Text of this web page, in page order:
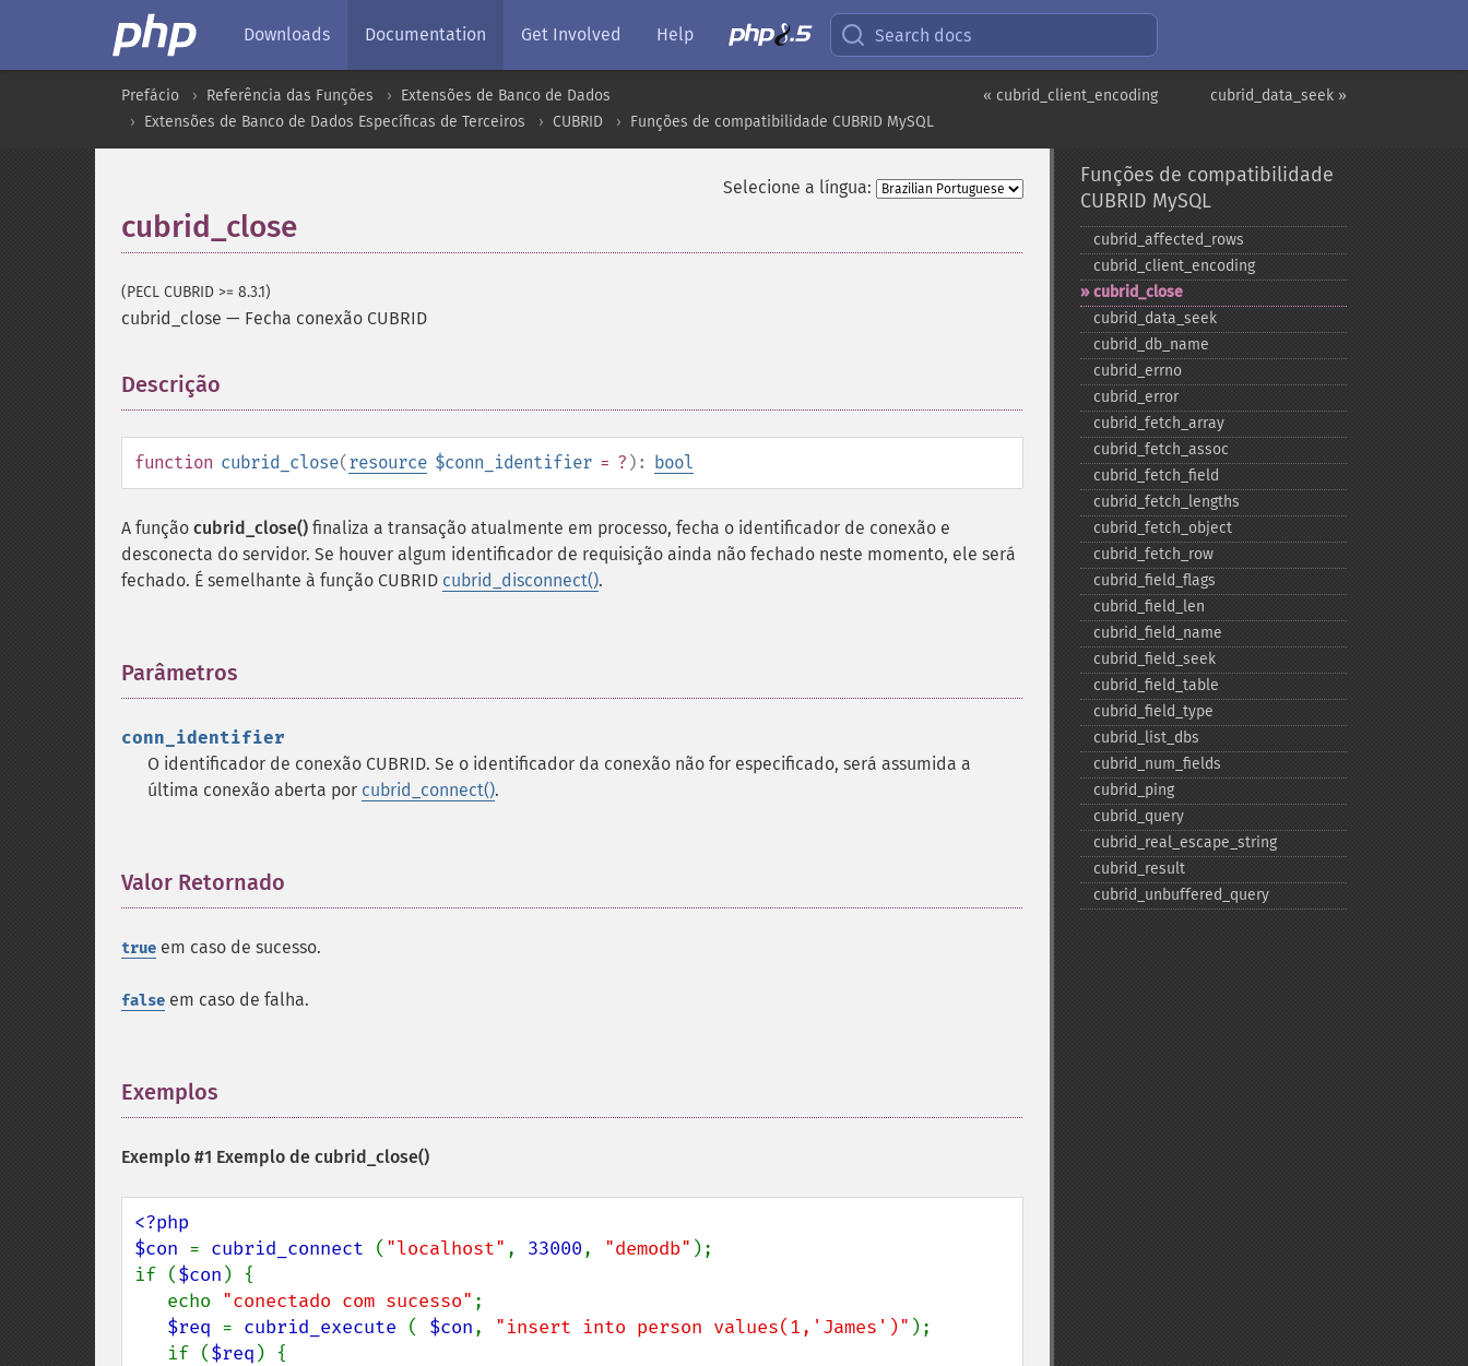
Downloads Documentation Get Involved Help Search docs
cubrid_data_seek »
« cubrid_client_encoding
Prefácio Referência das Funções
Extensões de Banco de Dados
Extensões de Banco de Dados Específicas de Terceiros
CUBRID Funções de compatibilidade CUBRID MySQL
Selecione a língua:
cubrid_close
(PECL CUBRID >= 8.3.1)
cubrid_close — Fecha conexão CUBRID
Descrição
function cubrid_close(resource $conn_identifier = ? ): bool
A função cubrid_close() finaliza a transação atualmente em processo, fecha o identificador de conexão e
desconecta do servidor. Se houver algum identificador de requisição ainda não fechado neste momento, ele será
fechado. É semelhante à função CUBRID cubrid_disconnect().
Parâmetros
conn_identifier
O identificador de conexão CUBRID. Se o identificador da conexão não for especificado, será assumida a
última conexão aberta por cubrid_connect().
Valor Retornado
true em caso de sucesso.
false em caso de falha.
Exemplos
Exemplo #1 Exemplo de cubrid_close()
<?php
$con = cubrid_connect ( "localhost" , 33000, "demodb" );
if ($con ) {
   echo
"conectado com sucesso" ;
$req = cubrid_execute ( $con, "insert into person values(1,'James')" );
   if (
$req ) {
Funções de compatibilidade
CUBRID MySQL
cubrid_​affected_​rows
cubrid_​client_​encoding
cubrid_​close
cubrid_​data_​seek
cubrid_​db_​name
cubrid_​errno
cubrid_​error
cubrid_​fetch_​array
cubrid_​fetch_​assoc
cubrid_​fetch_​field
cubrid_​fetch_​lengths
cubrid_​fetch_​object
cubrid_​fetch_​row
cubrid_​field_​flags
cubrid_​field_​len
cubrid_​field_​name
cubrid_​field_​seek
cubrid_​field_​table
cubrid_​field_​type
cubrid_​list_​dbs
cubrid_​num_​fields
cubrid_​ping
cubrid_​query
cubrid_​real_​escape_​string
cubrid_​result
cubrid_​unbuffered_​query